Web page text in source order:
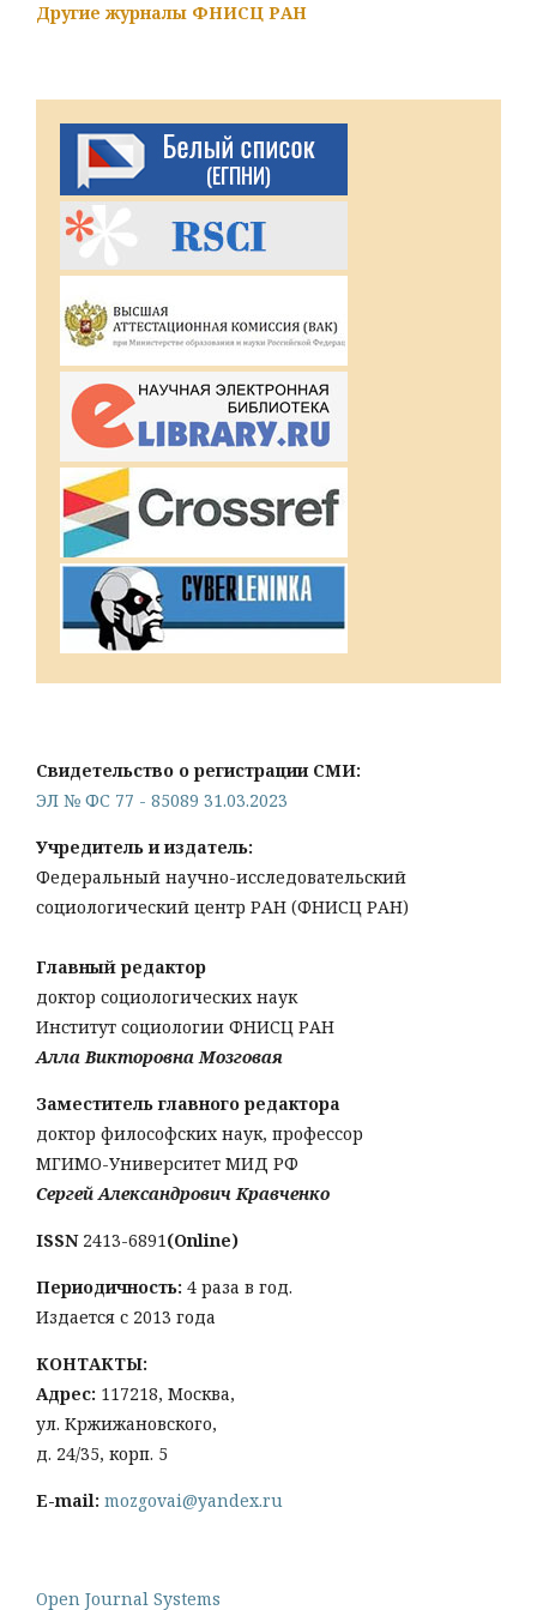
Другие журналы ФНИСЦ РАН
Свидетельство о регистрации СМИ:
ЭЛ № ФС 77 - 85089 31.03.2023
Учредитель и издатель:
Федеральный научно-исследовательский
социологический центр РАН (ФНИСЦ РАН)
Главный редактор
доктор социологических наук
Институт социологии ФНИСЦ РАН
Алла Викторовна Мозговая
Заместитель главного редактора
доктор философских наук, профессор
МГИМО-Университет МИД РФ
Сергей Александрович Кравченко
ISSN 2413-6891(Online)
Периодичность: 4 раза в год.
Издается с 2013 года
КОНТАКТЫ:
Адрес: 117218, Москва,
ул. Кржижановского,
д. 24/35, корп. 5
E-mail: mozgovai@yandex.ru
Open Journal Systems